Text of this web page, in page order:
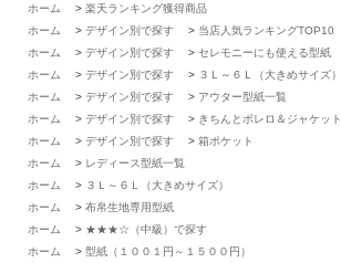
ホーム
> 楽天ランキング獲得商品
ホーム
> デザイン別で探す > 当店人気ランキングTOP10
ホーム
> デザイン別で探す > セレモニーにも使える型紙
ホーム
> デザイン別で探す > ３Ｌ～６Ｌ（大きめサイズ）
ホーム
> デザイン別で探す > アウター型紙一覧
ホーム
> デザイン別で探す > きちんとボレロ＆ジャケット
ホーム
> デザイン別で探す > 箱ポケット
ホーム
> レディース型紙一覧
ホーム
> ３Ｌ～６Ｌ（大きめサイズ）
ホーム
> 布帛生地専用型紙
ホーム
> ★★★☆（中級）で探す
ホーム
> 型紙（１００１円～１５００円）